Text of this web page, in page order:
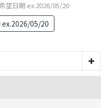
望日期 ex.2026/05/20
ex.2026/05/20